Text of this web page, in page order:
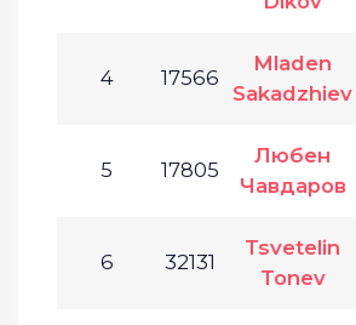
4 17566
Mladen
Sakadzhiev
5 17805
Любен
Чавдаров
6 32131
Tsvetelin
Tonev